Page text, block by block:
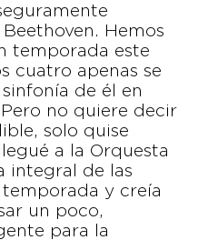
Hemos
temporada este
cuatro apenas se
de él en
no quiere decir
solo quise
a la Orquesta
integral de las
temporada y creía
un poco,
para la